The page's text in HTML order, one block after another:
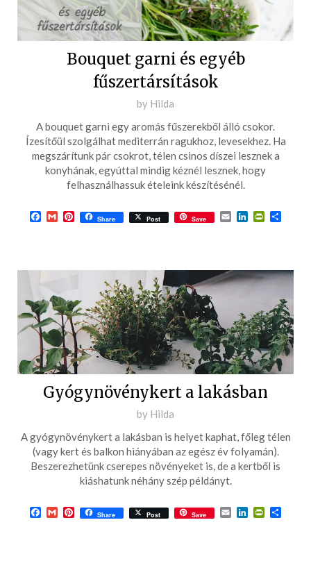
Bouquet garni és egyéb
fűszertársítások
Posted
2017-
10-
03
by Hilda
A bouquet garni egy aromás fűszerekből álló csokor.
Ízesítőül szolgálhat mediterrán ragukhoz, levesekhez. Ha
megszárítunk pár csokrot, télen csinos díszei lesznek a
konyhának, egyúttal mindig kéznél lesznek, hogy
felhasználhassuk ételeink készítésénél.
Facebook
GmailPinterest
Share Post Save EmailLinkedIn
Gyógynövénykert a lakásban
Posted
on
2017-
09-
30
by Hilda
A gyógynövénykert a lakásban is helyet kaphat, főleg télen
(vagy kert és balkon hiányában az egész év folyamán).
Beszerezhetünk cserepes növényeket is, de a kertből is
kiáshatunk néhány szép példányt.
Facebook
GmailPinterest
Share Post Save EmailLinkedIn